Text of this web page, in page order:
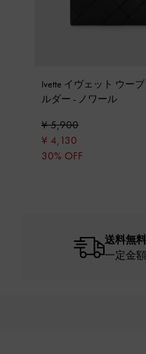
Ivette イヴェット ウー
ルダー - ノワール
¥ 5,900
¥ 4,130
30% OFF
送料無料
一定金